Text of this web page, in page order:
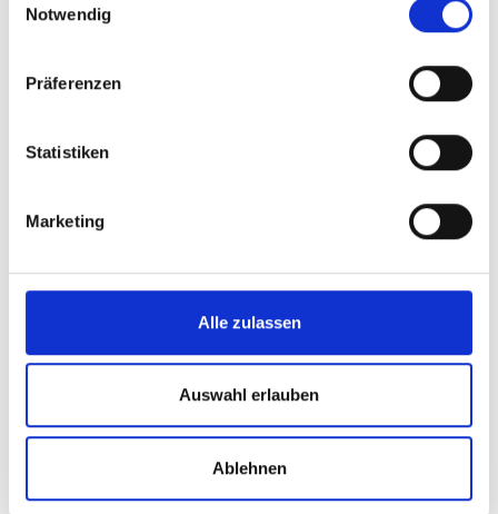
Notwendig
Präferenzen
Statistiken
Marketing
Alle zulassen
Auswahl erlauben
Ablehnen